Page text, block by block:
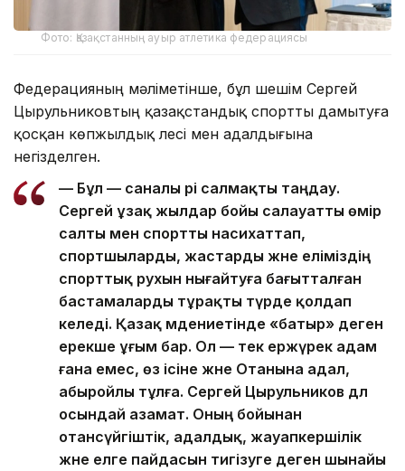
Фото: Қазақстанның ауыр атлетика федерациясы
Федерацияның мәліметінше, бұл шешім Сергей
Цырульниковтың қазақстандық спортты дамытуға
қосқан көпжылдық үлесі мен адалдығына
негізделген.
— Бұл — саналы әрі салмақты таңдау.
Сергей ұзақ жылдар бойы салауатты өмір
салты мен спортты насихаттап,
спортшыларды, жастарды және еліміздің
спорттық рухын нығайтуға бағытталған
бастамаларды тұрақты түрде қолдап
келеді. Қазақ мәдениетінде «батыр» деген
ерекше ұғым бар. Ол — тек ержүрек адам
ғана емес, өз ісіне және Отанына адал,
абыройлы тұлға. Сергей Цырульников дәл
осындай азамат. Оның бойынан
отансүйгіштік, адалдық, жауапкершілік
және елге пайдасын тигізуге деген шынайы